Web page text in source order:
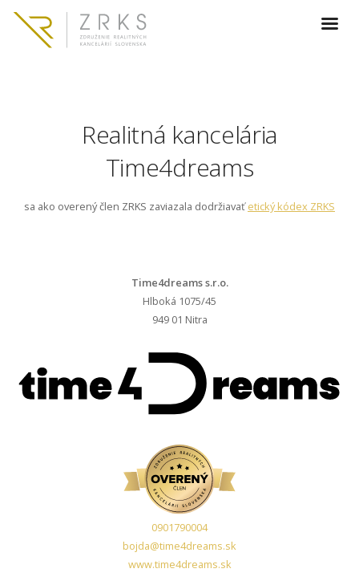
Realitná kancelária
Time4dreams
sa ako overený člen ZRKS zaviazala dodržiavaťetický kódex ZRKS
Time4dreams s.r.o.
Hlboká 1075/45
949 01 Nitra
0901790004
bojda@time4dreams.sk
www.time4dreams.sk